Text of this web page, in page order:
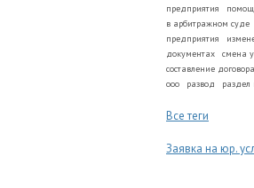
предприятия
в арбитражном суде
предприятия
документах
смена
составление договора
ооо
развод раздел
Все теги
Заявка на юр.